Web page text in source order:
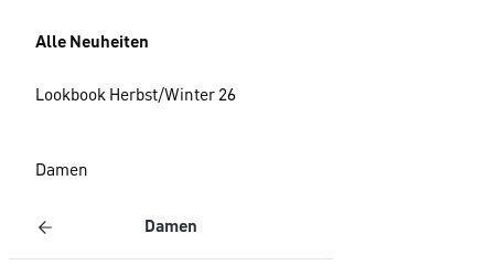
Alle Neuheiten
Lookbook Herbst/Winter 26
Damen
Damen